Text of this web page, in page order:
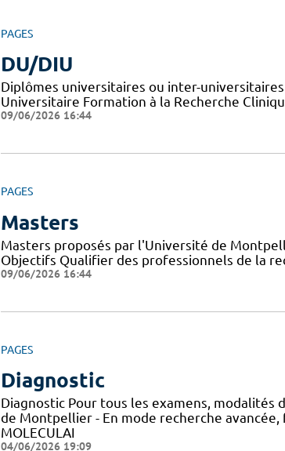
PAGES
DU/DIU
Diplômes universitaires ou inter-
Universitaire Formation à la Recherche
09/06/2026 16:44
PAGES
Masters
Masters proposés par l'Université de
Objectifs Qualifier des professionnels de la
09/06/2026 16:44
PAGES
Diagnostic
Diagnostic Pour tous les examens, modalités
de Montpellier - En mode recherche
MOLECULAI
04/06/2026 19:09